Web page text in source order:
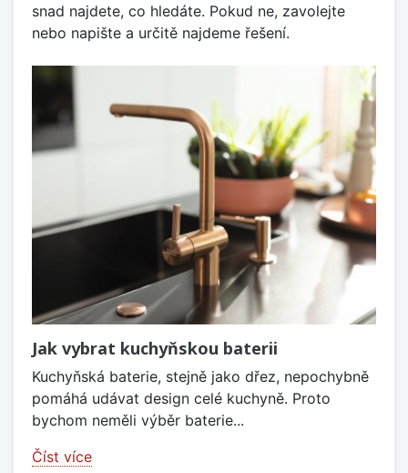
snad najdete, co hledáte. Pokud ne, zavolejte
nebo napište a určitě najdeme řešení.
Jak vybrat kuchyňskou baterii
Kuchyňská baterie, stejně jako dřez, nepochybně
pomáhá udávat design celé kuchyně. Proto
bychom neměli výběr baterie...
Číst více